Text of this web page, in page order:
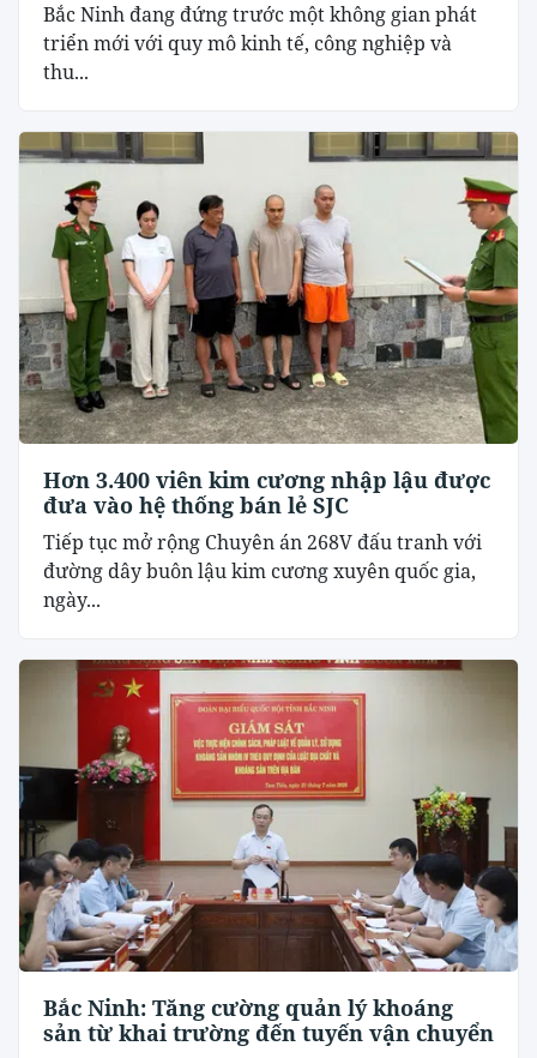
Bắc Ninh đang đứng trước một không gian phát
triển mới với quy mô kinh tế, công nghiệp và
thu...
Hơn 3.400 viên kim cương nhập lậu được
đưa vào hệ thống bán lẻ SJC
Tiếp tục mở rộng Chuyên án 268V đấu tranh với
đường dây buôn lậu kim cương xuyên quốc gia,
ngày...
Bắc Ninh: Tăng cường quản lý khoáng
sản từ khai trường đến tuyến vận chuyển